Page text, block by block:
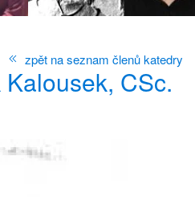
zpět na seznam členů katedry
CSc.